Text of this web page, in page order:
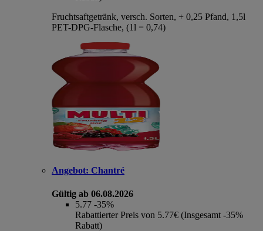
Fruchtsaftgetränk, versch. Sorten, + 0,25 Pfand, 1,5l
PET-DPG-Flasche, (1l = 0,74)
Angebot: Chantré
Gültig ab 06.08.2026
5.77 -35%
Rabattierter Preis von 5.77€ (Insgesamt -35%
Rabatt)